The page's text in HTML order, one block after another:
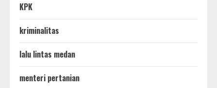
KPK
kriminalitas
lalu lintas medan
menteri pertanian